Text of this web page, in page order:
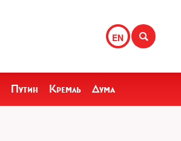
EN
Путин Кремль Дума